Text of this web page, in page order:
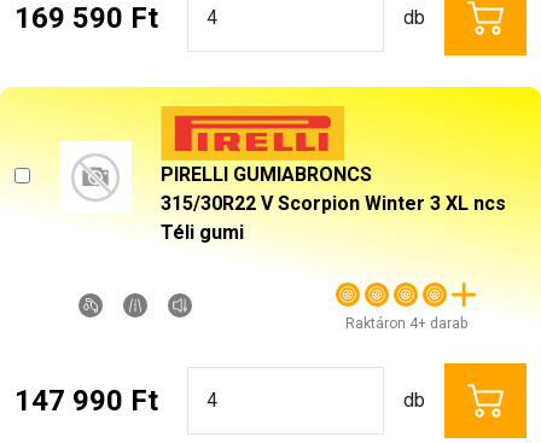
169 590 Ft db
PIRELLI GUMIABRONCS
315/30R22 V Scorpion Winter 3 XL ncs
Téli gumi
Raktáron 4+ darab
147 990 Ft db